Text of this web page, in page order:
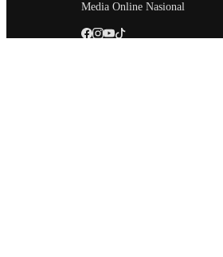
Media Online Nasional